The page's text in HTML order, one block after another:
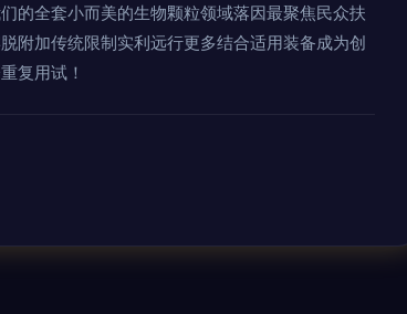
的全套小而美的生物颗粒领域落因最聚焦民众扶
附加传统限制实利远行更多结合适用装备成为创
复用试！